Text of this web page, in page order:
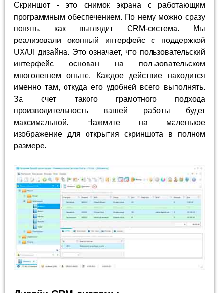
Скриншот - это снимок экрана с работающим
программным обеспечением. По нему можно сразу
понять, как выглядит CRM-система. Мы
реализовали оконный интерфейс с поддержкой
UX/UI дизайна. Это означает, что пользовательский
интерфейс основан на пользовательском
многолетнем опыте. Каждое действие находится
именно там, откуда его удобней всего выполнять.
За счет такого грамотного подхода
производительность вашей работы будет
максимальной. Нажмите на маленькое
изображение для открытия скриншота в полном
размере.